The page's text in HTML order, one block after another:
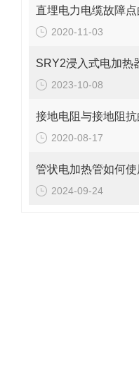
直埋电力电缆故障
2020-11-03
SRY2浸入式电加热
2023-10-08
接地电阻与接地阻抗
2020-08-17
管状电加热管如何
2024-09-24